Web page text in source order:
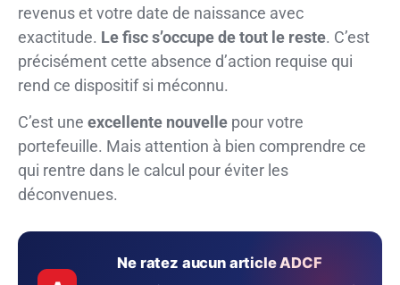
revenus et votre date de naissance avec
exactitude. Le fisc s’occupe de tout le reste. C’est
précisément cette absence d’action requise qui
rend ce dispositif si méconnu.
C’est une excellente nouvelle pour votre
portefeuille. Mais attention à bien comprendre ce
qui rentre dans le calcul pour éviter les
déconvenues.
Ne ratez aucun article ADCF